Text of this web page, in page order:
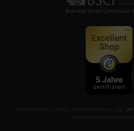
* Alle Preise inkl. gesetzl. Mehrwertsteuer, zzgl.
wenn nicht anders